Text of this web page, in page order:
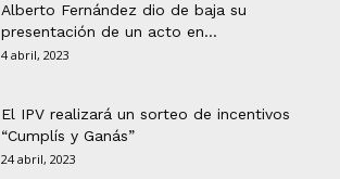
Alberto Fernández dio de baja su
presentación de un acto en...
4 abril, 2023
El IPV realizará un sorteo de incentivos
“Cumplís y Ganás”
24 abril, 2023